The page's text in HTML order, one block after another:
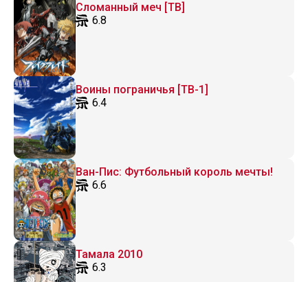
Сломанный меч [ТВ]
6.8
Воины пограничья [ТВ-1]
6.4
Ван-Пис: Футбольный король мечты!
6.6
Тамала 2010
6.3